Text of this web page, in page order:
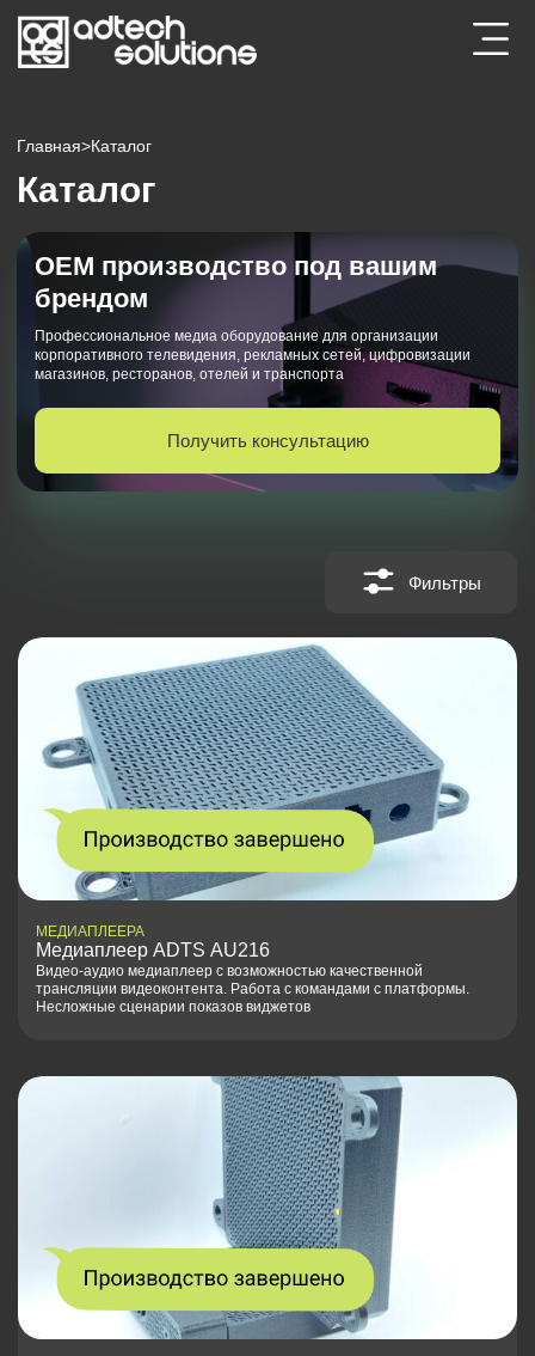
Главная>Каталог
Каталог
ОЕМ производство под вашим
брендом
Профессиональное медиа оборудование для организации
корпоративного телевидения, рекламных сетей, цифровизации
магазинов, ресторанов, отелей и транспорта
Получить консультацию
Фильтры
МЕДИАПЛЕЕРА
Медиаплеер ADTS AU216
Видео-аудио медиаплеер с возможностью качественной
трансляции видеоконтента. Работа с командами с платформы.
Несложные сценарии показов виджетов